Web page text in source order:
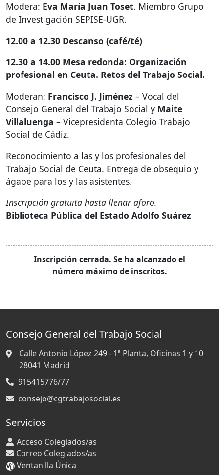
Modera: Eva María Juan Toset. Miembro Grupo
de Investigación SEPISE-UGR.
12.00 a 12.30 Descanso (café/té)
12.30 a 14.00 Mesa redonda: Organización
profesional en Ceuta. Retos del Trabajo Social.
Moderan: Francisco J. Jiménez – Vocal del
Consejo General del Trabajo Social y Maite
Villaluenga – Vicepresidenta Colegio Trabajo
Social de Cádiz.
Reconocimiento a las y los profesionales del
Trabajo Social de Ceuta. Entrega de obsequio y
ágape para los y las asistentes.
Inscripción gratuita hasta llenar aforo.
Biblioteca Pública del Estado Adolfo Suárez
Inscripción cerrada. Se ha alcanzado el
número máximo de inscritos.
Consejo General del Trabajo Social
Calle Antonio López 249 - 1ª Planta, Oficinas 1 y 10
28041 Madrid
915415776/77
consejo@cgtrabajosocial.es
Servicios
Acceso Colegiados/as
Correo Colegiados/as
Ventanilla Única